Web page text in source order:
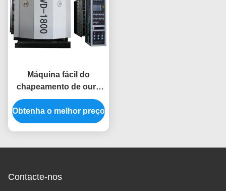
Máquina fácil do
chapeamento de ouro
da operação PVD da
adesão forte do filme
para utensílios de aço
da bacia de lavagem
Obtenha o melhor preço
Contacte-nos